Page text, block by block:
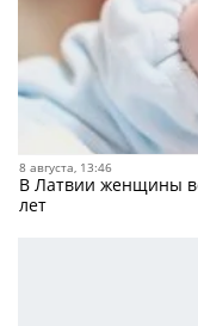
8 августа, 13:46
В Латвии женщины
лет